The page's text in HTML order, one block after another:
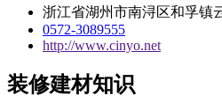
浙江省湖州市南浔区和孚镇
0572-3089555
http://www.cinyo.net
装修建材知识